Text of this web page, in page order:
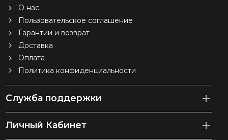
О нас
Пользовательское соглашение
Гарантии и возврат
Доставка
Оплата
Политика конфиденциальности
Служба поддержки
Личный Кабинет